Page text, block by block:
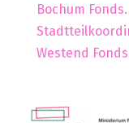
Bochum
Westend